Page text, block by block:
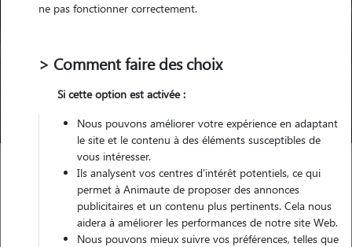
Pour quel animal ?
Trouver mon Pet Sitter
Garde animaux France Centre-Val-de-Loire
Indre
ne pas fonctionner correctement.
> Comment faire des choix
Si cette option est activée :
Nous pouvons améliorer votre expérience en adaptant
le site et le contenu à des éléments susceptibles de
vous intéresser.
Ils analysent vos centres d'intérêt potentiels, ce qui
permet à Animaute de proposer des annonces
publicitaires et un contenu plus pertinents. Cela nous
aidera à améliorer les performances de notre site Web.
Nous pouvons mieux suivre vos préférences, telles que